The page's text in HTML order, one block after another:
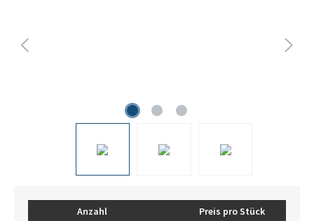
Anzahl
Preis pro Stück